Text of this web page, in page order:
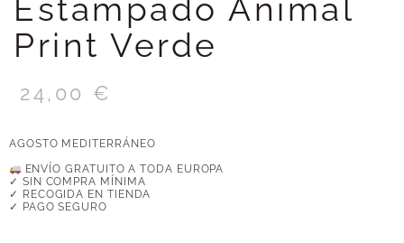
Estampado Animal
Print Verde
24,00 €
AGOSTO MEDITERRÁNEO
ENVÍO GRATUITO A TODA EUROPA
✓ SIN COMPRA MÍNIMA
✓ RECOGIDA EN TIENDA
✓ PAGO SEGURO